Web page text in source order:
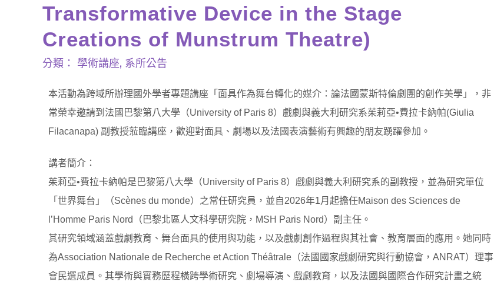
Transformative Device in the Stage
Creations of Munstrum Theatre)
分類： 學術講座, 系所公告
本活動為跨域所辦理國外學者專題講座「面具作為舞台轉化的媒介：論法國蒙斯特倫劇團的創作美學」，非
常榮幸邀請到法國巴黎第八大學（University of Paris 8）戲劇與義大利研究系茱莉亞•費拉卡納帕(Giulia
Filacanapa) 副教授蒞臨講座，歡迎對面具、劇場以及法國表演藝術有興趣的朋友踴躍參加。
講者簡介：
茱莉亞•費拉卡納帕是巴黎第八大學（University of Paris 8）戲劇與義大利研究系的副教授，並為研究單位
「世界舞台」（Scènes du monde）之常任研究員，並自2026年1月起擔任Maison des Sciences de
l’Homme Paris Nord（巴黎北區人文科學研究院，MSH Paris Nord）副主任。
其研究領域涵蓋戲劇教育、舞台面具的使用與功能，以及戲劇創作過程與其社會、教育層面的應用。她同時
為Association Nationale de Recherche et Action Théâtrale（法國國家戲劇研究與行動協會，ANRAT）理事
會民選成員。其學術與實務歷程橫跨學術研究、劇場導演、戲劇教育，以及法國與國際合作研究計畫之統